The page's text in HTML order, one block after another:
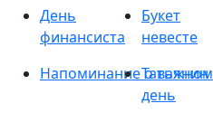
День
финансиста
Букет
невесте
Напоминание о важном
Татьянин
день